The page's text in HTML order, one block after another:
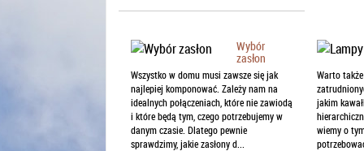
Wybór
zasłon
Wszystko w domu musi zawsze się jak
najlepiej komponować. Zależy nam na
idealnych połączeniach, które nie zawiodą
i które będą tym, czego potrzebujemy w
danym czasie. Dlatego pewnie
sprawdzimy, jakie zasłony d...
Warto
jakim
wiemy o